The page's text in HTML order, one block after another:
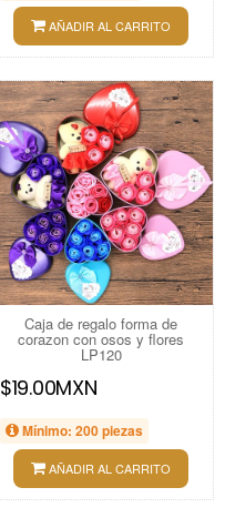
AÑADIR AL CARRITO
Caja de regalo forma de
corazon con osos y flores
LP120
$19.00MXN
Mínimo: 200 piezas
AÑADIR AL CARRITO